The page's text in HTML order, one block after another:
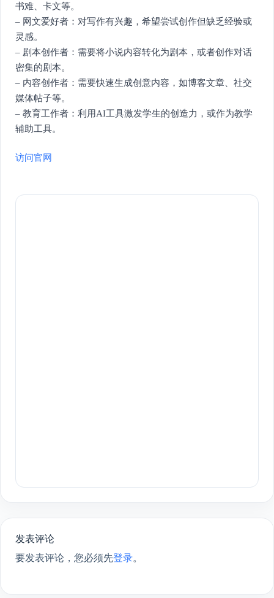
书难、卡文等。
– 网文爱好者：对写作有兴趣，希望尝试创作但缺乏经验或
灵感。
– 剧本创作者：需要将小说内容转化为剧本，或者创作对话
密集的剧本。
– 内容创作者：需要快速生成创意内容，如博客文章、社交
媒体帖子等。
– 教育工作者：利用AI工具激发学生的创造力，或作为教学
辅助工具。
访问官网
发表评论
要发表评论，您必须先登录。